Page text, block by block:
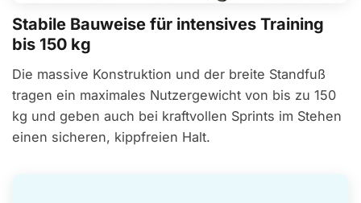
Stabile Bauweise für intensives Training
bis 150 kg
Die massive Konstruktion und der breite Standfuß
tragen ein maximales Nutzergewicht von bis zu 150
kg und geben auch bei kraftvollen Sprints im Stehen
einen sicheren, kippfreien Halt.